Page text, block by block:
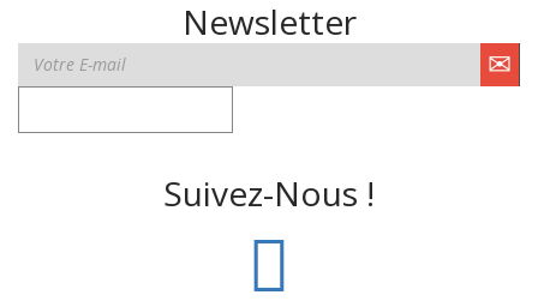
Newsletter
Suivez-Nous !